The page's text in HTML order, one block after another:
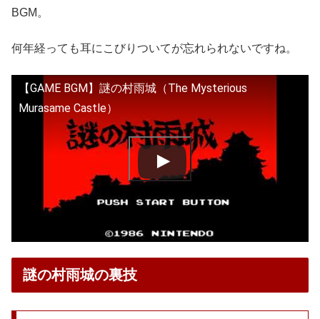
BGM。
何年経っても耳にこびりついてが忘れられないですね。
【GAME BGM】謎の村雨城（The Mysterious
Murasame Castle）
謎の村雨城の裏技